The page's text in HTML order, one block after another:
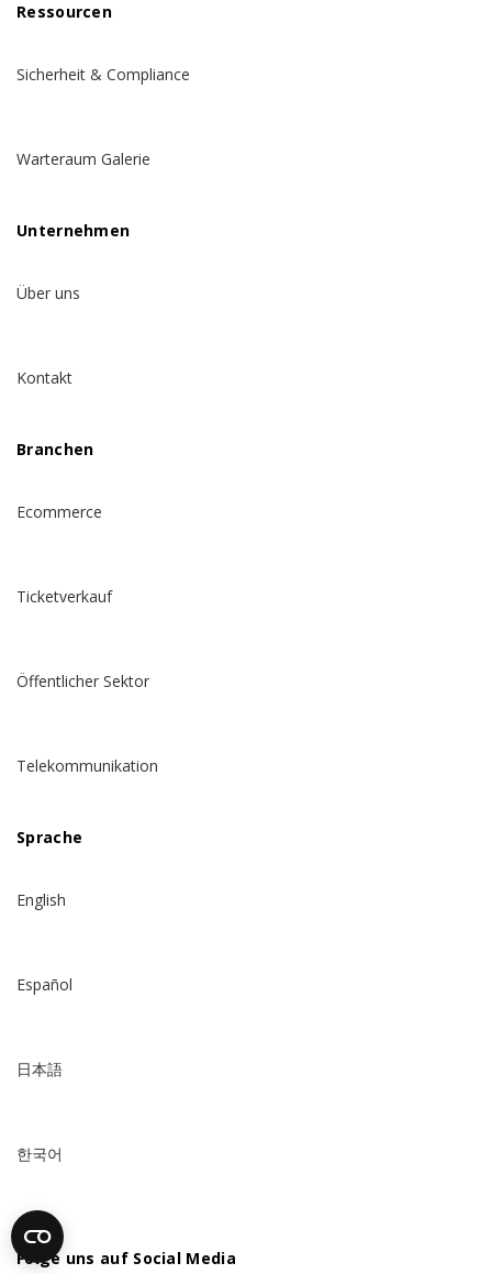
Ressourcen
Sicherheit & Compliance
Warteraum Galerie
Unternehmen
Über uns
Kontakt
Branchen
Ecommerce
Ticketverkauf
Öffentlicher Sektor
Telekommunikation
Sprache
English
Español
日本語
한국어
Folge uns auf Social Media